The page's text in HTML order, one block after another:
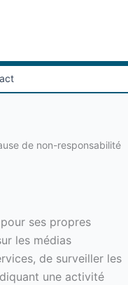
de non-responsabilité
ses propres
les médias
de surveiller les
une activité